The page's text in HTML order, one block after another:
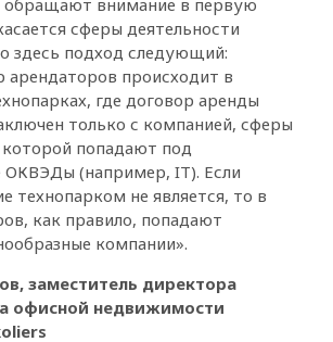
сферы деятельности
здесь подход следующий:
арендаторов происходит в
где договор аренды
только с компанией, сферы
которой попадают под
ОКВЭДы (например, IT). Если
технопарком не является, то в
как правило, попадают
компании».
заместитель директора
офисной недвижимости